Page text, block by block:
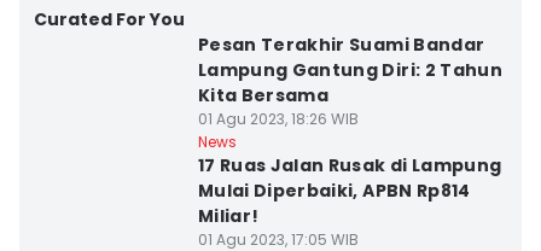
Curated For You
Pesan Terakhir Suami Bandar
Lampung Gantung Diri: 2 Tahun
Kita Bersama
01 Agu 2023, 18:26 WIB
News
17 Ruas Jalan Rusak di Lampung
Mulai Diperbaiki, APBN Rp814
Miliar!
01 Agu 2023, 17:05 WIB